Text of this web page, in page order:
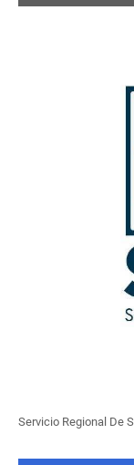
Servicio Regional De